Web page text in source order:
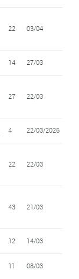
22 03/04
14 27/03
27 22/03
4 22/03/2026
22 22/03
43 21/03
12 14/03
11 08/03